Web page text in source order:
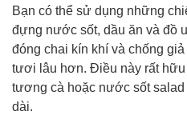
Bạn có thể sử dụng những
đựng nước sốt, dầu ăn và đồ
đóng chai kín khí và chống
tươi lâu hơn. Điều này rất
tương cà hoặc nước sốt
dài.